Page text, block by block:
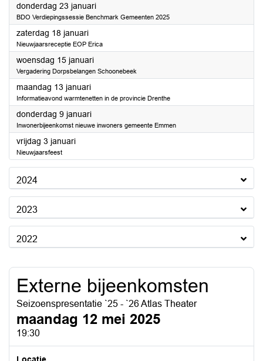
donderdag 23 januari2025
BDO Verdiepingssessie Benchmark Gemeenten 2025
zaterdag 18 januari2025
Nieuwjaarsreceptie EOP Erica
woensdag 15 januari2025
Vergadering Dorpsbelangen Schoonebeek
maandag 13 januari2025
Informatieavond warmtenetten in de provincie Drenthe
donderdag 9 januari2025
Inwonerbijeenkomst nieuwe inwoners gemeente Emmen
vrijdag 3 januari2025
Nieuwjaarsfeest
2024
2023
2022
Externe bijeenkomsten
Seizoenspresentatie `25 - `26 Atlas Theater
maandag 12 mei 2025
19:30